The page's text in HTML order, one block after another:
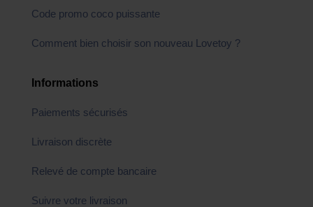
Code promo coco puissante
Comment bien choisir son nouveau Lovetoy ?
Informations
Paiements sécurisés
Livraison discrète
Relevé de compte bancaire
Suivre votre livraison